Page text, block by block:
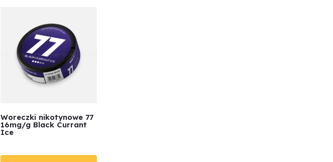
Woreczki nikotynowe 77
16mg/g Black Currant
Ice